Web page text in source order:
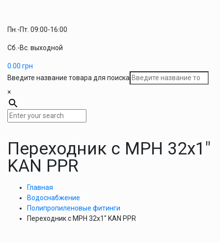
Пн.-Пт. 09:00-16:00
Сб.-Вс. выходной
0.00 грн
Введите название товара для поиска
×
Переходник с МРН 32х1″
KAN PPR
Главная
Водоснабжение
Полипропиленовые фитинги
Переходник с МРН 32х1″ KAN PPR